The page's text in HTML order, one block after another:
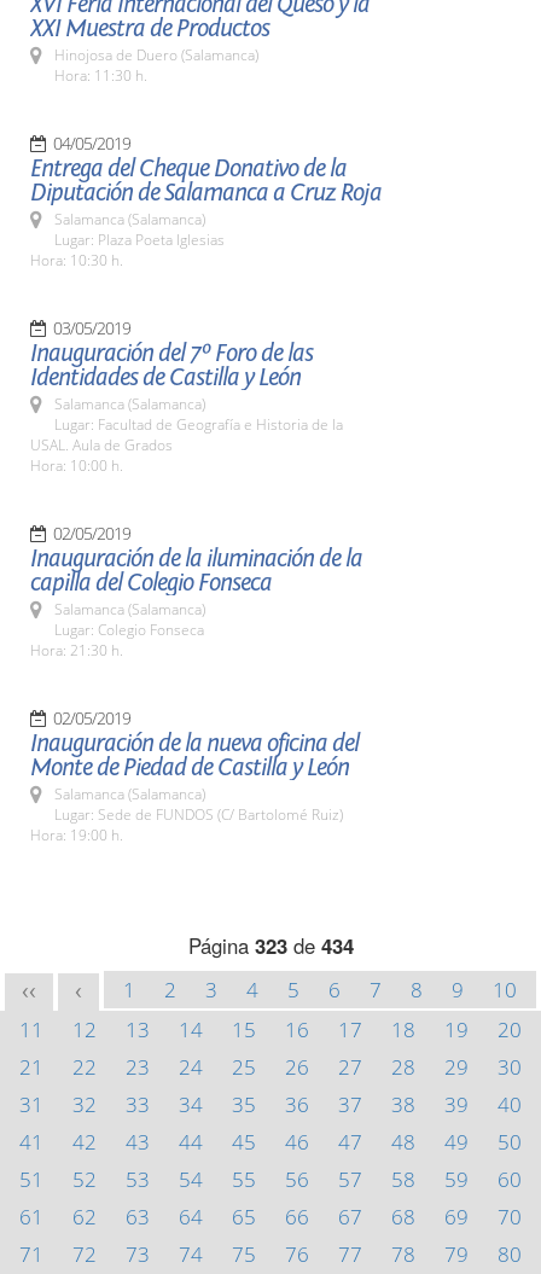
XXI Muestra de Productos
Hinojosa de Duero (Salamanca)
Hora: 11:30 h.
04/05/2019
Entrega del Cheque Donativo de la
Diputación de Salamanca a Cruz Roja
Salamanca (Salamanca)
Lugar: Plaza Poeta Iglesias
Hora: 10:30 h.
03/05/2019
Inauguración del 7º Foro de las
Identidades de Castilla y León
Salamanca (Salamanca)
Lugar: Facultad de Geografía e Historia de la
USAL. Aula de Grados
Hora: 10:00 h.
02/05/2019
Inauguración de la iluminación de la
capilla del Colegio Fonseca
Salamanca (Salamanca)
Lugar: Colegio Fonseca
Hora: 21:30 h.
02/05/2019
Inauguración de la nueva oficina del
Monte de Piedad de Castilla y León
Salamanca (Salamanca)
Lugar: Sede de FUNDOS (C/ Bartolomé Ruiz)
Hora: 19:00 h.
Página 323de 434
<< < 1 2 3 4 5 6 7 8 9
10
11
12 13 14 15 16 17 18 19
20
21
22 23 24 25 26 27 28 29
30
31
32 33 34 35 36 37 38 39
40
41
42 43 44 45 46 47 48 49
50
51
52 53 54 55 56 57 58 59
60
61
62 63 64 65 66 67 68 69
70
71
72 73 74 75 76 77 78 79
80